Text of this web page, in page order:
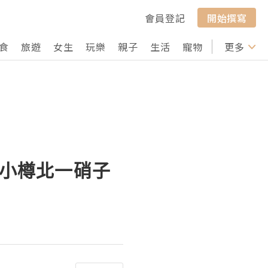
會員登記
開始撰寫
旅遊 女生 玩樂 親子 生活 寵物 行山 打卡
更多
樽北一硝子